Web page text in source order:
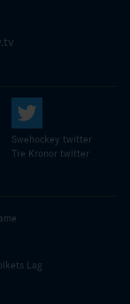
Swehockey twitter
Tre Kronor twitter
Lag